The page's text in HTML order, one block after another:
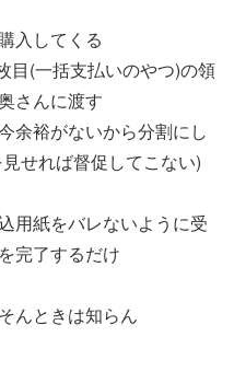
入してくる
目(一括支払いのやつ)の領
さんに渡す
余裕がないから分割にし
せれば督促してこない)
用紙をバレないように受
完了するだけ
んときは知らん